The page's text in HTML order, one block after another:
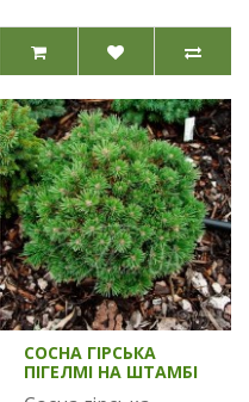
СОСНА ГІРСЬКА
ПІГЕЛМІ НА ШТАМБІ